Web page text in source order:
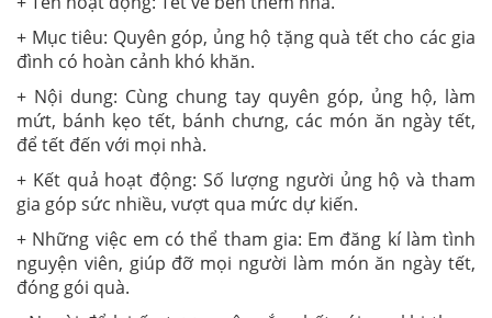
+ Mục tiêu: Quyên góp, ủng hộ tặng quà tết cho các gia
đình có hoàn cảnh khó khăn.
+ Nội dung: Cùng chung tay quyên góp, ủng hộ, làm
mứt, bánh kẹo tết, bánh chưng, các món ăn ngày tết,
để tết đến với mọi nhà.
+ Kết quả hoạt động: Số lượng người ủng hộ và tham
gia góp sức nhiều, vượt qua mức dự kiến.
+ Những việc em có thể tham gia: Em đăng kí làm tình
nguyện viên, giúp đỡ mọi người làm món ăn ngày tết,
đóng gói quà.